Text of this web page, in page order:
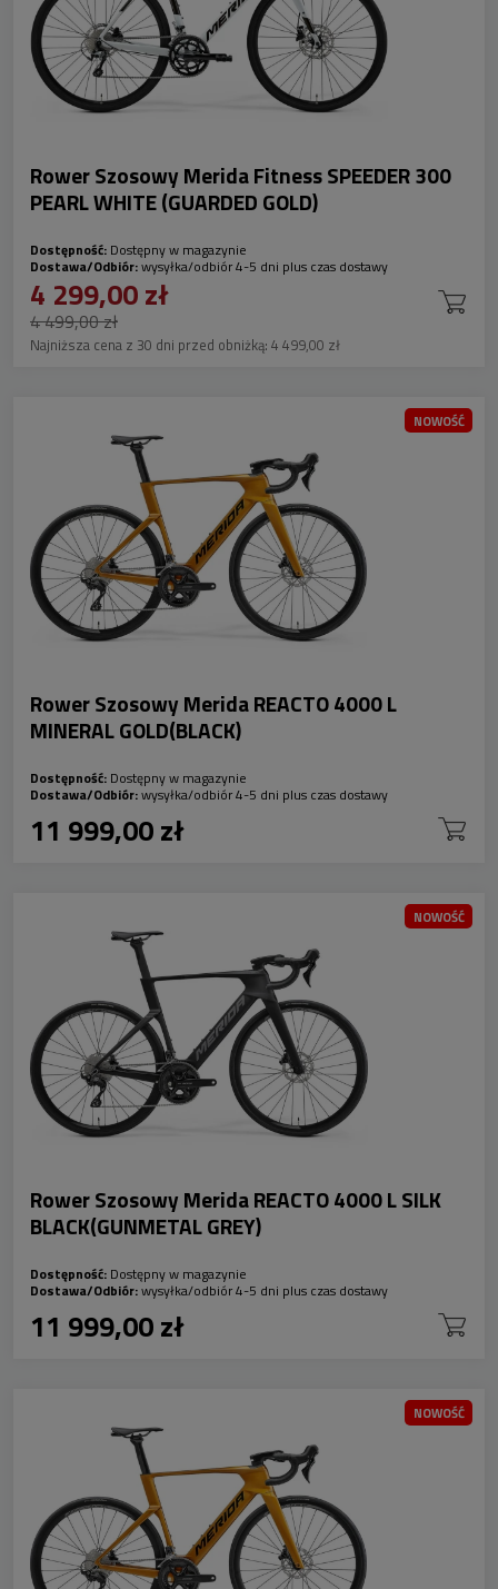
Rower Szosowy Merida Fitness SPEEDER 300
PEARL WHITE (GUARDED GOLD)
Dostępność: Dostępny w magazynie
Dostawa/Odbiór:wysyłka/odbiór 4-5 dni plus czas dostawy
4 299,00 zł
4 499,00 zł
Najniższa cena z 30 dni przed obniżką: 4 499,00 zł
Rower Szosowy Merida REACTO 4000 L
MINERAL GOLD(BLACK)
Dostępność: Dostępny w magazynie
Dostawa/Odbiór:wysyłka/odbiór 4-5 dni plus czas dostawy
11 999,00 zł
NOWOŚĆ
Rower Szosowy Merida REACTO 4000 L SILK
BLACK(GUNMETAL GREY)
Dostępność: Dostępny w magazynie
Dostawa/Odbiór:wysyłka/odbiór 4-5 dni plus czas dostawy
11 999,00 zł
NOWOŚĆ
NOWOŚĆ